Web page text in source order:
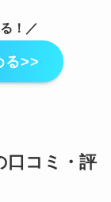
！／
る>>
口コミ・評